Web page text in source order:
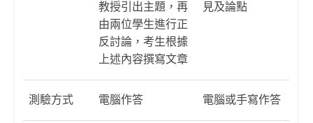
教授引出主題，再
由兩位學生進行正
反討論，考生根據
上述內容撰寫文章
見及論點
測驗方式 電腦作答 電腦或手寫作答